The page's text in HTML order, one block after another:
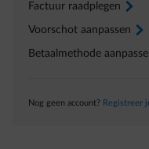
Factuur raadplegen arrow-right
Voorschot aanpassen arrow-right
Betaalmethode
Nog geen account? Registreer